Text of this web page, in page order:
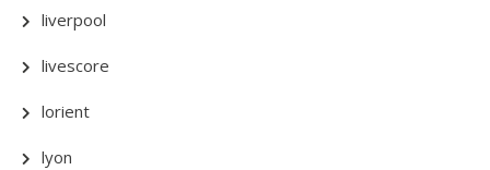
liverpool
livescore
lorient
lyon